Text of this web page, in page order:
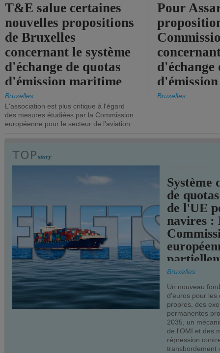
T&E salue certaines
nouvelles propositions
de Bruxelles
concernant le système
d'échange de quotas
d'émission maritime
de l'UE.
Bruxelles
L'association est plus critique à l'égard
des mesures étudiées par la Commission
européenne pour le secteur de l'aviation
Pour
d'échange
timide,
Bruxelles
Système
de
de l'UE
navires :
Bruxelles
Un nouveau
d'euros pour les
propres, des
permanentes
2035, un
de l'OMI et des
répression
transbordement